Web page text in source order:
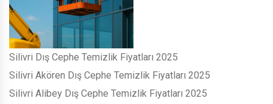
Silivri Dış Cephe Temizlik Fiyatları 2025
Silivri Akören Dış Cephe Temizlik Fiyatları 2025
Silivri Alibey Dış Cephe Temizlik Fiyatları 2025